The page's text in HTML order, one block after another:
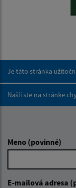
Je táto stránka
Našli ste na stránke
Meno (povinné)
E-mailová adresa